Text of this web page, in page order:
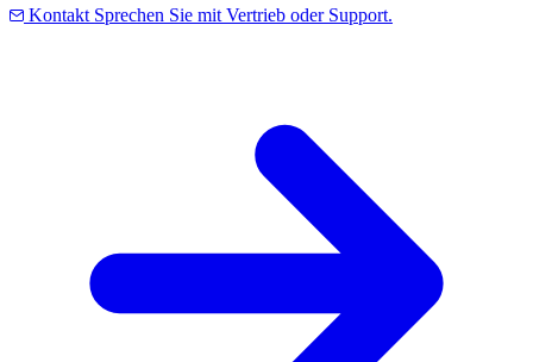
Kontakt Sprechen Sie mit Vertrieb oder Support.